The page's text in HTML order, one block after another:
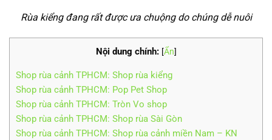
Rùa kiểng đang rất được ưa chuộng do chúng dễ nuôi
Nội dung chính: [Ẩn]
Shop rùa cảnh TPHCM: Shop rùa kiểng
Shop rùa cảnh TPHCM: Pop Pet Shop
Shop rùa cảnh TPHCM: Tròn Vo shop
Shop rùa cảnh TPHCM: Shop rùa Sài Gòn
Shop rùa cảnh TPHCM: Shop rùa cảnh miền Nam – KN